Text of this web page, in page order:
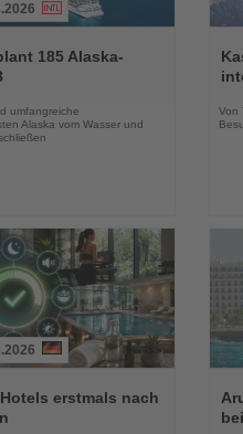
185 Alaska-
umfangreiche
Alaska vom Wasser und
Sie
die
Von
erstmals nach
Sie
die